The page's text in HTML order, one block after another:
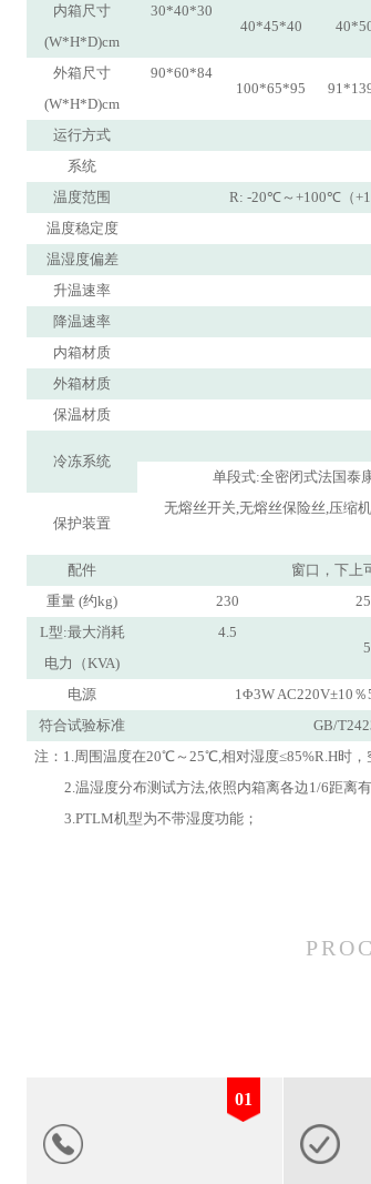
内箱尺寸
(W*H*D)cm
30*40*30
40*45*40
外箱尺寸
(W*H*D)cm
90*60*84
100*65*95
运行方式
系统
温度范围
R: -20℃～+100℃（
温度稳定度
温湿度偏差
升温速率
降温速率
内箱材质
外箱材质
保温材质
冷冻系统
单段式:全密闭式法国泰
保护装置
无熔丝开关,无熔丝保险丝,压缩
配件
窗口，下上
重量 (约kg)
230
L型:最大消耗
电力（KVA)
4.5
5
电源 1Φ3W AC220V±10％
符合试验标准
GB/
注：1.周围温度在20℃～25℃,相对湿度≤85%R.H时，
2.温湿度分布测试方法,依照内箱离各边1/6距离
3.PTLM机型为不带湿度功能；
01